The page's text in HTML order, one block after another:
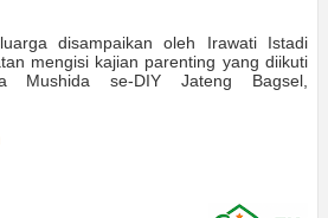
disampaikan oleh Irawati Istadi
mengisi kajian parenting yang diikuti
Mushida se-DIY Jateng Bagsel,